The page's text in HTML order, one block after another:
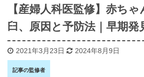
【産婦人科医監修】赤ち
臼、原因と予防法｜早期発
2021年3月23日 2024年8月9日
記事の監修者